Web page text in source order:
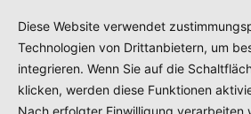
Diese Website verwendet
Technologien von Drittanbietern, um
integrieren. Wenn Sie auf die
klicken, werden diese Funktionen
Nach erfolgter Einwilligung verarbeiten